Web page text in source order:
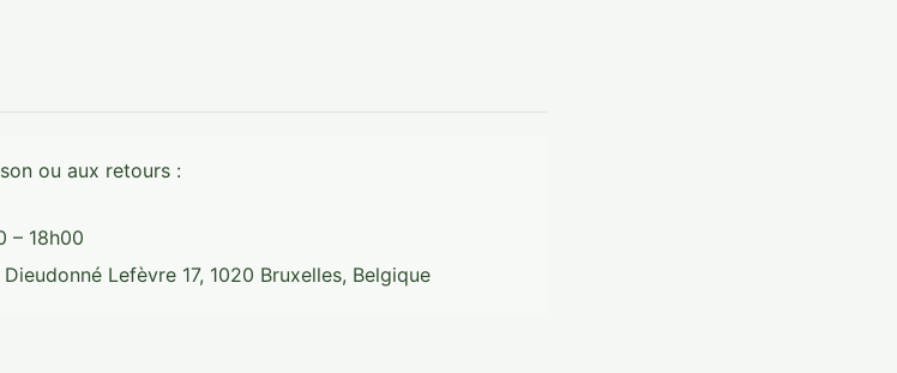
ou aux retours :
– 18h00
Dieudonné Lefèvre 17, 1020 Bruxelles, Belgique